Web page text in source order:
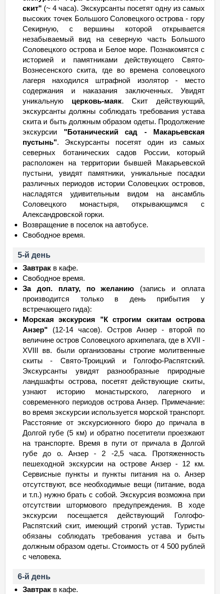
скит" (~ 4 часа). Экскурсанты посетят одну из самых
высоких точек Большого Соловецкого острова - гору
Секирную, с вершины которой открывается
незабываемый вид на северную часть Большого
Соловецкого острова и Белое море. Познакомятся с
историей и памятниками действующего Свято-
Вознесенского скита, где во времена соловецкого
лагеря находился штрафной изолятор - место
содержания и наказания заключенных. Увидят
уникальную церковь-маяк. Скит действующий,
экскурсанты должны соблюдать требования устава
скита и быть должным образом одеты. Продолжение
экскурсии "Ботанический сад - Макарьевская
пустынь". Экскурсанты посетят один из самых
северных ботанических садов России, который
расположен на территории бывшей Макарьевской
пустыни, увидят памятники, уникальные посадки
различных периодов истории Соловецких островов,
насладятся удивительным видом на ансамбль
Соловецкого монастыря, открывающимся с
Александровской горки.
Возвращение в поселок на автобусе.
Свободное время.
5-й день
Завтрак в кафе.
Свободное время.
За доп. плату, по желанию (запись и оплата
производится только в день прибытия у
встречающего гида):
Морская экскурсия "К строгим скитам острова
Анзер" (12-14 часов). Остров Анзер - второй по
величине остров Соловецкого архипелага, где в XVII -
XVIII вв. были организованы строгие молитвенные
скиты - Свято-Троицкий и Голгофо-Распятский.
Экскурсанты увидят разнообразные природные
ландшафты острова, посетят действующие скиты,
узнают историю монастырского, лагерного и
современного периодов острова Анзер. Примечание:
во время экскурсии используется морской транспорт.
Расстояние от экскурсионного бюро до причала в
Долгой губе (5 км) и обратно посетители проезжают
на транспорте. Время в пути от причала в Долгой
губе до о. Анзер - 2 -2,5 часа. Протяженность
пешеходной экскурсии на острове Анзер - 12 км.
Сервисные пункты и пункты питания на о. Анзер
отсутствуют, все необходимые вещи (питание, вода
и т.п.) нужно брать с собой. Экскурсия возможна при
отсутствии штормового предупреждения. В ходе
экскурсии посещается действующий Голгофо-
Распятский скит, имеющий строгий устав. Туристы
обязаны соблюдать требования устава и быть
должным образом одеты. Стоимость от 4 500 рублей
с человека.
6-й день
Завтрак в кафе.